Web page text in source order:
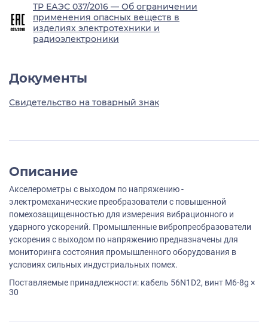
ТР ЕАЭС 037/2016 — Об ограничении
применения опасных веществ в
изделиях электротехники и
радиоэлектроники
Документы
Свидетельство на товарный знак
Описание
Акселерометры с выходом по напряжению -
электромеханические преобразователи с повышенной
помехозащищенностью для измерения вибрационного и
ударного ускорений. Промышленные вибропреобразователи
ускорения с выходом по напряжению предназначены для
мониторинга состояния промышленного оборудования в
условиях сильных индустриальных помех.
Поставляемые принадлежности: кабель 56N1D2, винт M6-8g ×
30